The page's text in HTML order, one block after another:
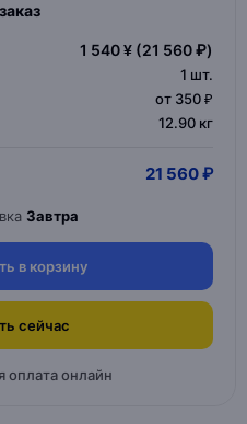
1 540 ¥ (21 560 ₽)
1 шт.
от 350 ₽
12.90 кг
21 560 ₽
Завтра
в корзину
сейчас
оплата онлайн